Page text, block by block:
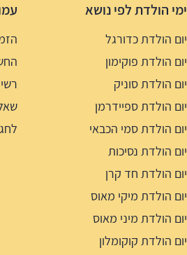
ימי הולדת לפי נושא
יום הולדת כדורגל
יום הולדת פוקימון
יום הולדת סוניק
יום הולדת ספיידרמן
יום הולדת סמי הכבאי
יום הולדת נסיכות
יום הולדת חד קרן
יום הולדת מיקי מאוס
יום הולדת מיני מאוס
יום הולדת קוקומלון